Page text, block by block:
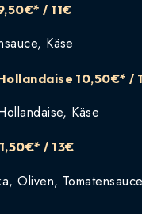
/ 11€
Käse
10,50€* /
Käse
/ 13€
Oliven,